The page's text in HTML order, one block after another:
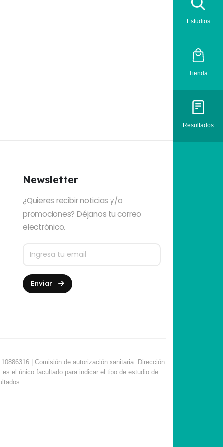
Newsletter
¿Quieres recibir noticias y/o
promociones? Déjanos tu correo
electrónico.
Enviar
| Comisión de autorización sanitaria. Dirección
el único facultado para indicar el tipo de estudio de
Estudios
Tienda
Resultados